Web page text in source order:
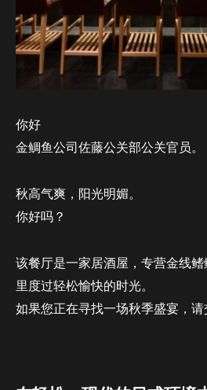
你好
金鲷鱼公司佐藤公关部公关官员。
秋高气爽，阳光明媚。
你好吗？
该餐厅是一家居酒屋，专营金线
里度过轻松愉快的时光。
如果您正在寻找一场秋季盛宴，请